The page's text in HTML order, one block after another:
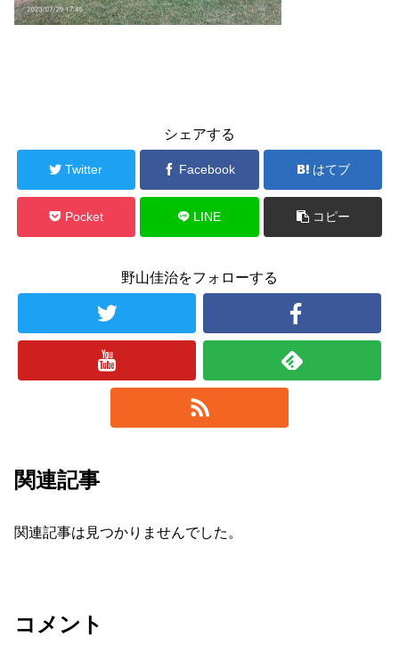
シェアする
Twitter Facebook はてブ
Pocket LINE コピー
野山佳治をフォローする
関連記事
関連記事は見つかりませんでした。
コメント